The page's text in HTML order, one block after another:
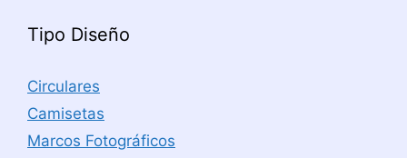
Tipo Diseño
Circulares
Camisetas
Marcos Fotográficos